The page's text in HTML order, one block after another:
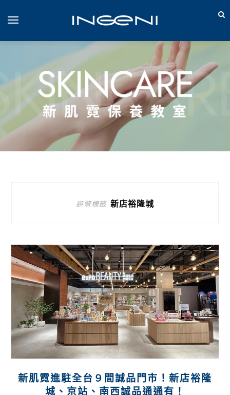
遊覽標籤 新店裕隆城
新肌霓進駐全台９間誠品門市！新店裕隆
城、京站、南西誠品通通有！